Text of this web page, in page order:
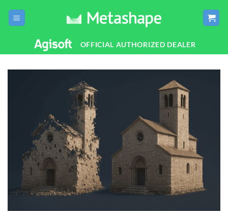
OFFICIAL AUTHORIZED DEALER